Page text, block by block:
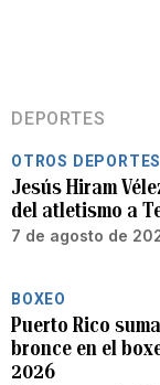
DEPORTES
OTROS DEPORTES
Jesús Hiram
del atletismo a
7 de agosto de
BOXEO
Puerto Rico
bronce en el
2026